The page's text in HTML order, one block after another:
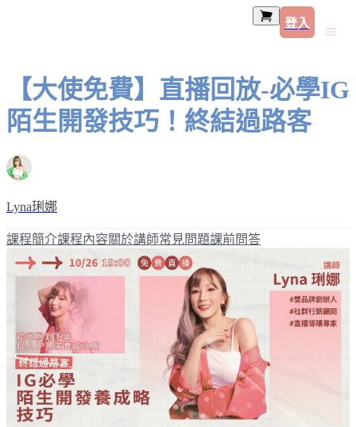
登入
【大使免費】直播回放-必學IG
陌生開發技巧！終結過路客
Lyna琍娜
課程簡介課程內容關於講師常見問題課前問答